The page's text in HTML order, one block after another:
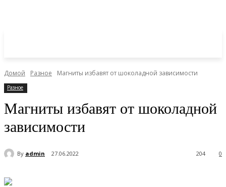
Домой Разное Магниты избавят от шоколадной зависимости
Разное
Магниты избавят от шоколадной
зависимости
By admin 27.06.2022 0
204